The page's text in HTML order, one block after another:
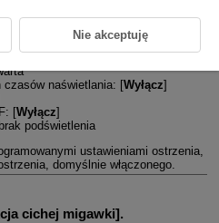
]
„bip” ostrzenia: tylko wyjście
czasów naświetlania: [Wyłącz]
[Wyłącz]
podświetlenia
ustawieniami ostrzenia,
domyślnie włączonego.
cichej migawki].
Nie akceptuję